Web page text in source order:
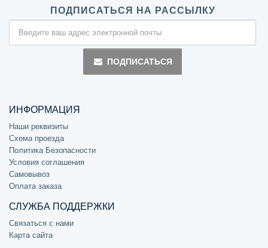
ПОДПИСАТЬСЯ НА РАССЫЛКУ
ПОДПИСАТЬСЯ
ИНФОРМАЦИЯ
Наши реквизиты
Схема проезда
Политика Безопасности
Условия соглашения
Самовывоз
Оплата заказа
СЛУЖБА ПОДДЕРЖКИ
Связаться с нами
Карта сайта